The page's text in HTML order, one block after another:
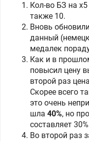
Кол-во БЗ на
также 10.
Вновь
данный
медалек
Как и в
повысил цену
второй раз
Скорее всего
это очень
шла 40%, но
составляет
Во второй раз